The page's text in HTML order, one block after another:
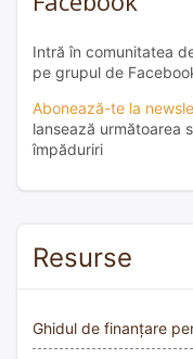
Intră în comunitatea
pe grupul de
Abonează-te la
lansează următoarea
împăduriri
Resurse
Ghidul de finanțare